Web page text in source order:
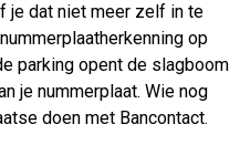
je dat niet meer zelf in te
op
parking opent de slagboom
je nummerplaat. Wie nog
doen met Bancontact.